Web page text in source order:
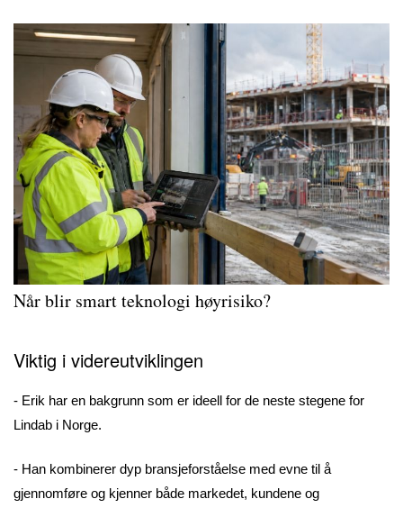
Når blir smart teknologi høyrisiko?
Viktig i videreutviklingen
- Erik har en bakgrunn som er ideell for de neste stegene for
Lindab i Norge.
- Han kombinerer dyp bransjeforståelse med evne til å
gjennomføre og kjenner både markedet, kundene og